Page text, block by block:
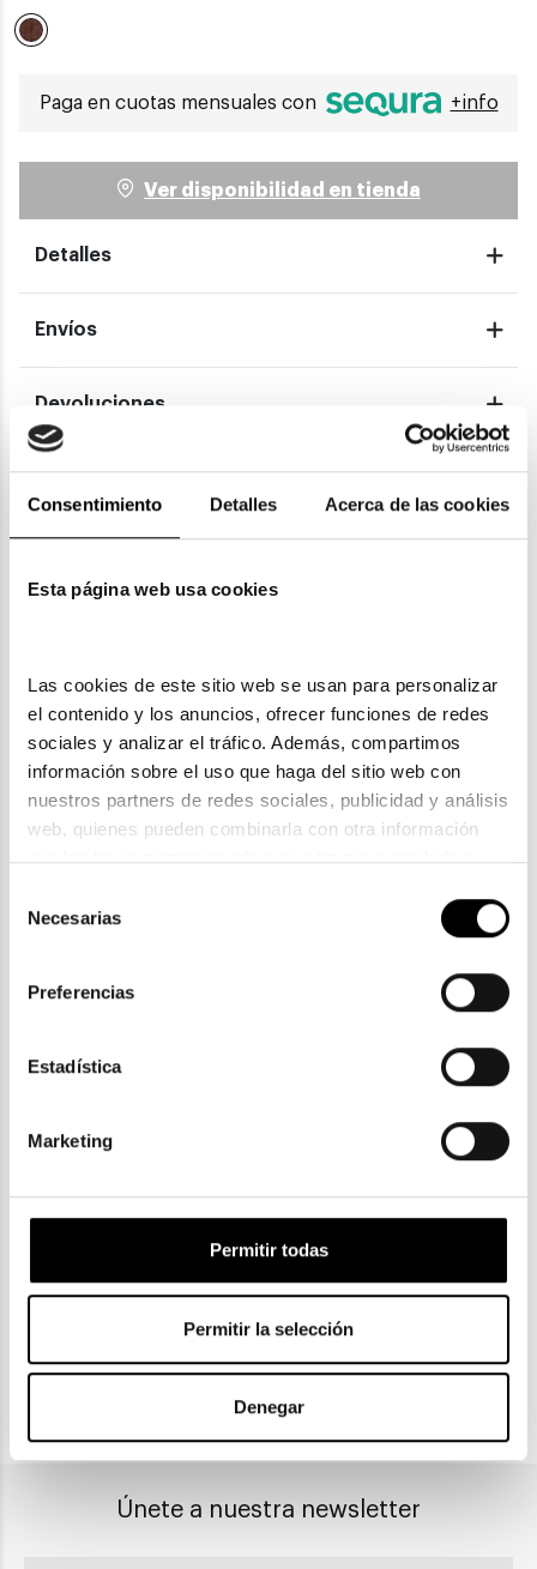
Consentimiento Detalles Acerca de las cookies
Esta página web usa cookies
Las cookies de este sitio web se usan para personalizar
el contenido y los anuncios, ofrecer funciones de redes
sociales y analizar el tráfico. Además, compartimos
información sobre el uso que haga del sitio web con
nuestros partners de redes sociales, publicidad y análisis
web, quienes pueden combinarla con otra información
que les haya proporcionado o que hayan recopilado a
la política de privacidad en el siguiente
. Consulta
Necesarias
Preferencias
Estadística
Marketing
Permitir todas
Permitir la selección
Denegar
Paga en cuotas mensuales con +info
Ver disponibilidad en tienda
Detalles
Envíos
Devoluciones
Garantías
También te puede gustar
91,50€
Gratuitas a partir de 30€
Recogida en tienda
Únete a nuestra newsletter